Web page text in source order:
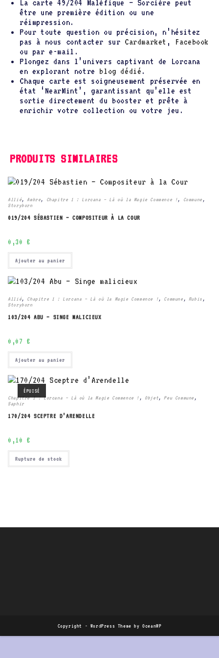
La carte 49/204 Maléfique – Sorcière peut
être une première édition ou une
réimpression.
Pour toute question ou précision, n’hésitez
pas à nous contacter sur Cardmarket , Facebook
ou par e-mail.
Plongez dans l’univers captivant de Lorcana
en explorant notre blog dédié .
Chaque carte est soigneusement préservée en
état ‘NearMint’, garantissant qu’elle est
sortie directement du booster et prête à
enrichir votre collection ou votre jeu.
PRODUITS SIMILAIRES
Allié, Ambre, Chapitre 1 : Lorcana – Là où la Magie Commence !, Commune ,
Storyborn
019/204 SÉBASTIEN – COMPOSITEUR À LA COUR
0,30 €
Ajouter au panier
Allié, Chapitre 1 : Lorcana – Là où la Magie Commence !, Commune , Rubis ,
Storyborn
103/204 ABU – SINGE MALICIEUX
0,07 €
Ajouter au panier
ÉPUISÉ
Chapitre 1 : Lorcana – Là où la Magie Commence ! , Objet, Peu Commune ,
Saphir
170/204 SCEPTRE D’ARENDELLE
0,10 €
Rupture de stock
Copyright - WordPress Theme by OceanWP